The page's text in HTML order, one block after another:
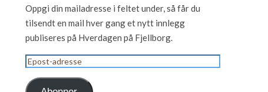
Oppgi din mailadresse i feltet under, så får du
tilsendt en mail hver gang et nytt innlegg
publiseres på Hverdagen på Fjellborg.
Epost-
adresse